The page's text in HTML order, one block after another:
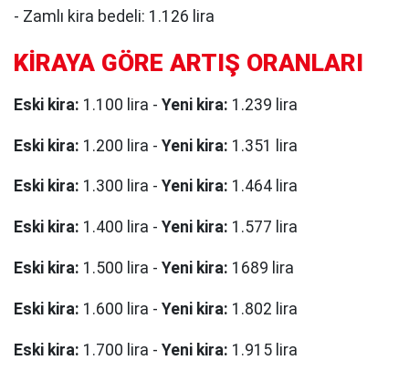
- Zamlı kira bedeli: 1.126 lira
KİRAYA GÖRE ARTIŞ ORANLARI
Eski kira: 1.100 lira - Yeni kira: 1.239 lira
Eski kira: 1.200 lira - Yeni kira: 1.351 lira
Eski kira: 1.300 lira - Yeni kira: 1.464 lira
Eski kira: 1.400 lira - Yeni kira: 1.577 lira
Eski kira: 1.500 lira - Yeni kira: 1689 lira
Eski kira: 1.600 lira - Yeni kira: 1.802 lira
Eski kira: 1.700 lira - Yeni kira: 1.915 lira